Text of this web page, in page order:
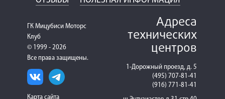
ГК Мицубиси Моторс
Клуб
© 1999 - 2026
Все права защищены.
Карта сайта
Адреса
технических
центров
1-Дорожный проезд, д. 5
(495) 707-81-41
(916) 771-81-41